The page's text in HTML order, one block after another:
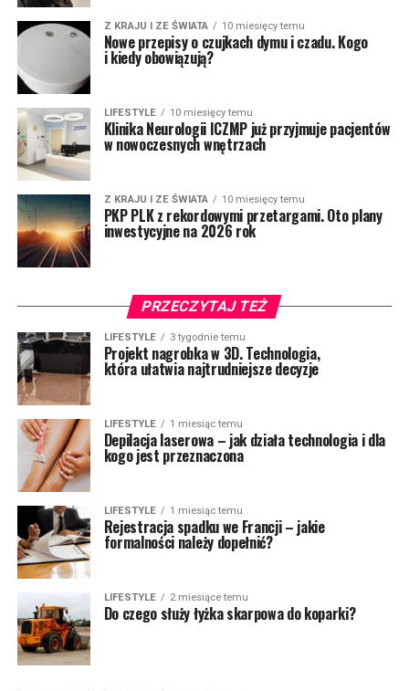
Z KRAJU I ZE ŚWIATA 10 miesięcy temu
Nowe przepisy o czujkach dymu i czadu. Kogo
i kiedy obowiązują?
LIFESTYLE 10 miesięcy temu
Klinika Neurologii ICZMP już przyjmuje pacjentów
w nowoczesnych wnętrzach
Z KRAJU I ZE ŚWIATA 10 miesięcy temu
PKP PLK z rekordowymi przetargami. Oto plany
inwestycyjne na 2026 rok
PRZECZYTAJ TEŻ
LIFESTYLE 3 tygodnie temu
Projekt nagrobka w 3D. Technologia,
która ułatwia najtrudniejsze decyzje
LIFESTYLE 1 miesiąc temu
Depilacja laserowa – jak działa technologia i dla
kogo jest przeznaczona
LIFESTYLE 1 miesiąc temu
Rejestracja spadku we Francji – jakie
formalności należy dopełnić?
LIFESTYLE 2 miesiące temu
Do czego służy łyżka skarpowa do koparki?